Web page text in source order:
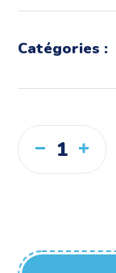
Catégories :